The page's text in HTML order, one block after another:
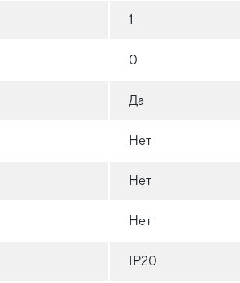
1
0
Да
Нет
Нет
Нет
IP20